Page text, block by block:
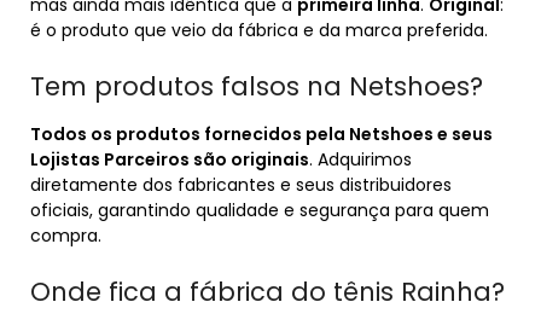
mas ainda mais idêntica que a primeira linha. Original:
é o produto que veio da fábrica e da marca preferida.
Tem produtos falsos na Netshoes?
Todos os produtos fornecidos pela Netshoes e seus
Lojistas Parceiros são originais. Adquirimos
diretamente dos fabricantes e seus distribuidores
oficiais, garantindo qualidade e segurança para quem
compra.
Onde fica a fábrica do tênis Rainha?